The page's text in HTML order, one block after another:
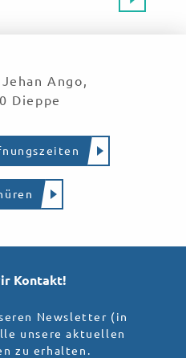
Ango,
Dieppe
Kontakt!
Newsletter (in
unsere aktuellen
zu erhalten.